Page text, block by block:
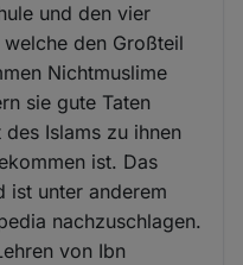
und den vier
welche den Großteil
Nichtmuslime
sie gute Taten
Islams zu ihnen
ist. Das
ist unter anderem
nachzuschlagen.
von Ibn